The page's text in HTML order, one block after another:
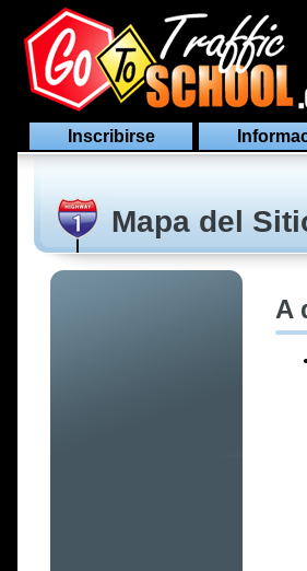
Inscribirse
Mapa del
A